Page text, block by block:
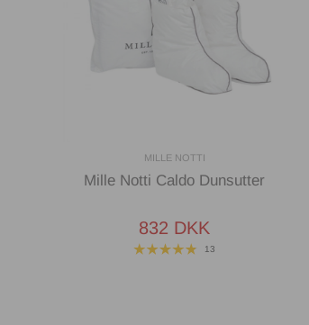
MILLE NOTTI
Mille Notti Caldo Dunsutter
832 DKK
13